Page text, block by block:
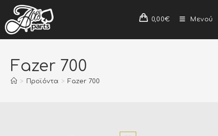
0,00€ Μενού
Fazer 700
> Προϊόντα > Fazer 700